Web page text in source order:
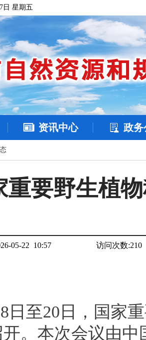
日 星期五
资讯中心 政务
重要野生植
05-22 10:57 访问次数:210
日至20日，国家
。本次会议由